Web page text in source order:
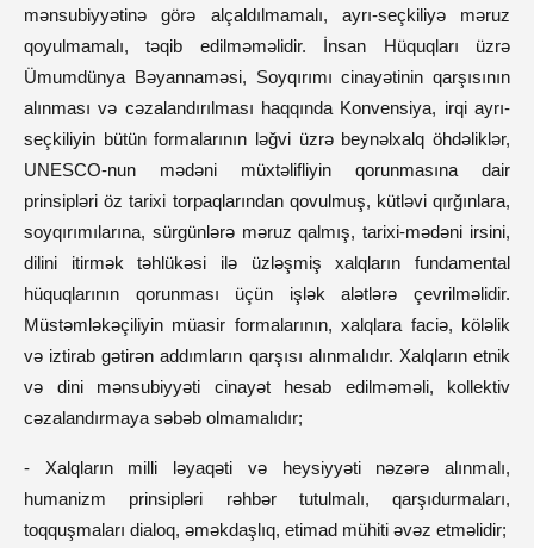
mənsubiyyətinə görə alçaldılmamalı, ayrı-seçkiliyə məruz
qoyulmamalı, təqib edilməməlidir. İnsan Hüquqları üzrə
Ümumdünya Bəyannaməsi, Soyqırımı cinayətinin qarşısının
alınması və cəzalandırılması haqqında Konvensiya, irqi ayrı-
seçkiliyin bütün formalarının ləğvi üzrə beynəlxalq öhdəliklər,
UNESCO-nun mədəni müxtəlifliyin qorunmasına dair
prinsipləri öz tarixi torpaqlarından qovulmuş, kütləvi qırğınlara,
soyqırımılarına, sürgünlərə məruz qalmış, tarixi-mədəni irsini,
dilini itirmək təhlükəsi ilə üzləşmiş xalqların fundamental
hüquqlarının qorunması üçün işlək alətlərə çevrilməlidir.
Müstəmləkəçiliyin müasir formalarının, xalqlara faciə, köləlik
və iztirab gətirən addımların qarşısı alınmalıdır. Xalqların etnik
və dini mənsubiyyəti cinayət hesab edilməməli, kollektiv
cəzalandırmaya səbəb olmamalıdır;
- Xalqların milli ləyaqəti və heysiyyəti nəzərə alınmalı,
humanizm prinsipləri rəhbər tutulmalı, qarşıdurmaları,
toqquşmaları dialoq, əməkdaşlıq, etimad mühiti əvəz etməlidir;